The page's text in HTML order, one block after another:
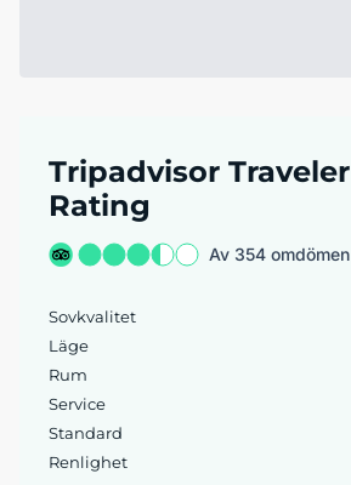
Tripadvisor Traveler
Rating
Av 354 omdömen
Sovkvalitet
Läge
Rum
Service
Standard
Renlighet